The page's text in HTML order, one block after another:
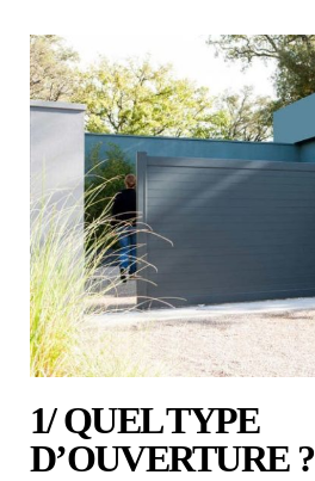
1/ QUEL TYPE
D’OUVERTURE ?